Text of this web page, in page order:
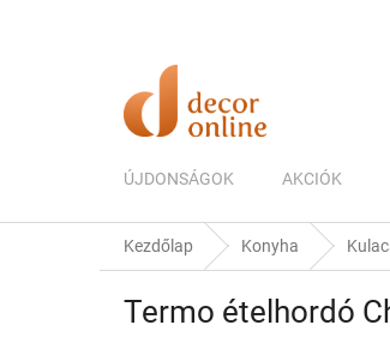
ÚJDONSÁGOK AKCIÓK
Kezdőlap Konyha
Termo ételhordó